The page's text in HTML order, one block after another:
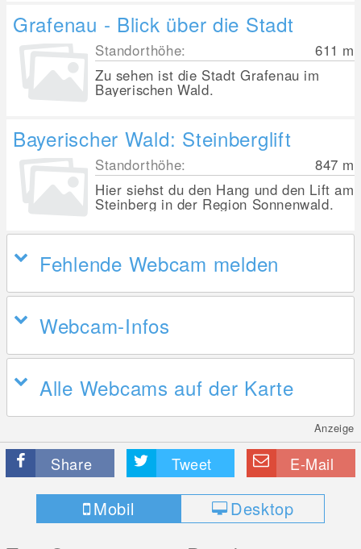
Grafenau - Blick über die Stadt
Standorthöhe: 611 m
Zu sehen ist die Stadt Grafenau im
Bayerischen Wald.
Bayerischer Wald: Steinberglift
Standorthöhe: 847 m
Hier siehst du den Hang und den Lift am
Steinberg in der Region Sonnenwald.
Fehlende Webcam melden
Webcam-Infos
Alle Webcams auf der Karte
Anzeige
Share Tweet E-Mail
Mobil Desktop